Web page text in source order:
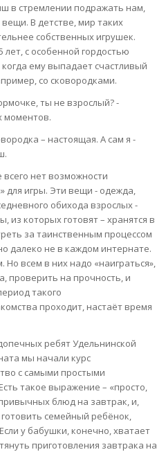
в стремлении подражать нам,
В детстве, мир таких
собственных игрушек.
с особенной гордостью
ему выпадает счастливый
со сковородками.
ты не взрослый? -
моментов.
– настоящая. А сам я -
нет возможности
для игры. Эти вещи - одежда,
обихода взрослых -
из которых готовят – хранятся в
за таинственным процессом
далеко не в каждом интернате.
всем в них надо «наиграться»,
проверить на прочность, и
такого
проходит, настаёт время
ребят Удельнинской
мы начали курс
с самыми простыми
такое выражение – «просто,
блюд на завтрак, и,
семейный ребёнок,
у бабушки, конечно, хватает
приготовления завтрака на